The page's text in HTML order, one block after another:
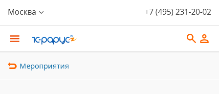
Москва +7 (495) 231-20-02
Мероприятия